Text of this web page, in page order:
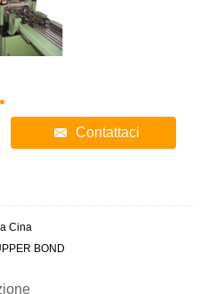
Contattaci
Cina
BOND